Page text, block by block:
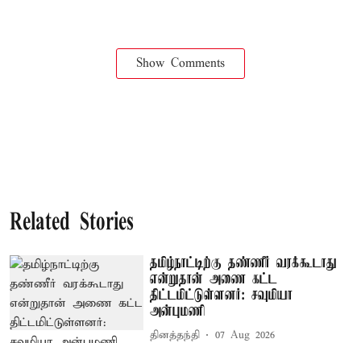
Show Comments
Related Stories
தமிழ்நாட்டிற்கு தண்ணீர் வரக்கூடாது
என்றுதான் அணை கட்ட
திட்டமிட்டுள்ளனர்: சவுமியா
அன்புமணி
தினத்தந்தி 07 Aug 2026